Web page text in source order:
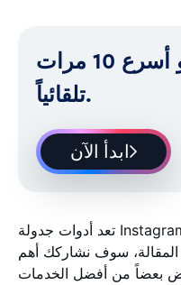
نمو أسرع 10 مرات Instagram .
تلقائياً.
ابدأ الآن
تعد أدوات جدولة Instagram طريقة ممتازة لتحسين كفاءة
سوف نشاركك أهم
بعضاً من أفضل الخدمات